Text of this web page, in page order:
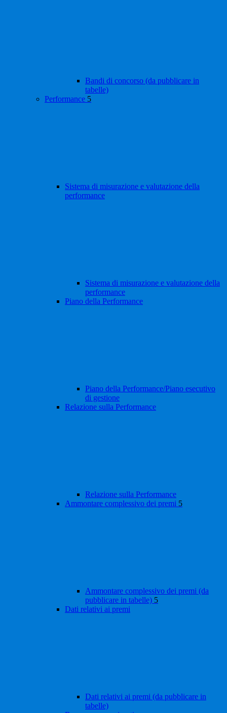
Bandi di concorso (da pubblicare in
tabelle)
Performance 5
Sistema di misurazione e valutazione della
performance
Sistema di misurazione e valutazione della
performance
Piano della Performance
Piano della Performance/Piano esecutivo
di gestione
Relazione sulla Performance
Relazione sulla Performance
Ammontare complessivo dei premi 5
Ammontare complessivo dei premi (da
pubblicare in tabelle) 5
Dati relativi ai premi
Dati relativi ai premi (da pubblicare in
tabelle)